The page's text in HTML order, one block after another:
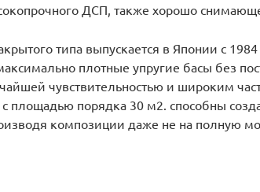
ДСП, также хорошо
типа выпускается в Японии с
плотные упругие басы без
чувствительностью и широким
площадью порядка 30 м2. способны
композиции даже не на полную